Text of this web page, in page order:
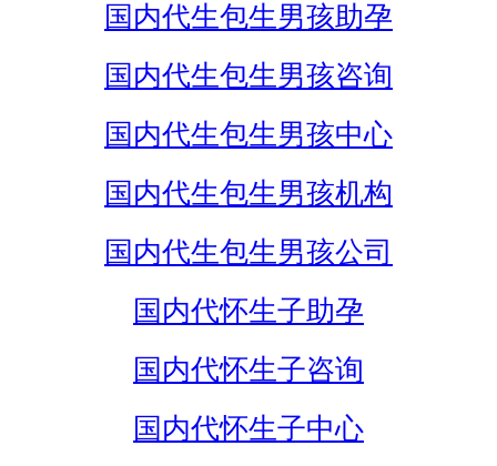
国内代生包生男孩助孕
国内代生包生男孩咨询
国内代生包生男孩中心
国内代生包生男孩机构
国内代生包生男孩公司
国内代怀生子助孕
国内代怀生子咨询
国内代怀生子中心